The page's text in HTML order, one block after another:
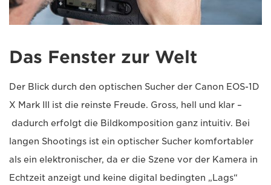
Das Fenster zur Welt
Der Blick durch den optischen Sucher der Canon EOS-1D
X Mark III ist die reinste Freude. Gross, hell und klar –
dadurch erfolgt die Bildkomposition ganz intuitiv. Bei
langen Shootings ist ein optischer Sucher komfortabler
als ein elektronischer, da er die Szene vor der Kamera in
Echtzeit anzeigt und keine digital bedingten „Lags“